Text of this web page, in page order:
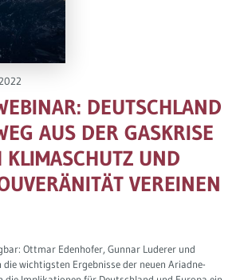
DEUTSCHLAND
AUS DER GASKRISE
KLIMASCHUTZ UND
VEREINEN
Ottmar Edenhofer, Gunnar Luderer und
wichtigsten Ergebnisse der neuen Ariadne-